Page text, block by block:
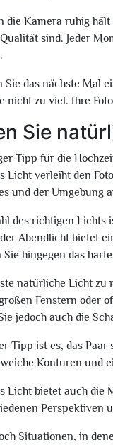
die Kamera ruhig
sind. Jeder
Sie das nächste Mal
nicht zu viel. Ihre
Sie
Tipp für die
Licht verleiht den
und der Umgebung
des richtigen Lichts
Abendlicht bietet
Sie hingegen das
natürliche Licht zu
Fenstern oder
jedoch auch die
Tipp ist es, das
Konturen und
Licht bietet auch die
Perspektiven
Situationen, in